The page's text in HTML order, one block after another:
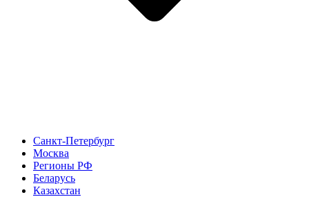
Санкт-Петербург
Москва
Регионы РФ
Беларусь
Казахстан